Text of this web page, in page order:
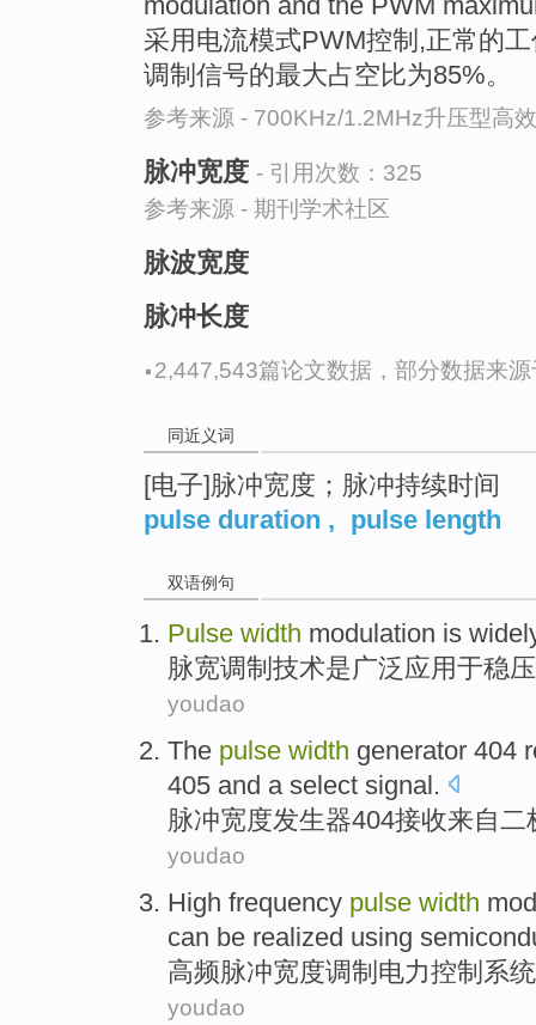
采用电流模式PWM控制,正常的
调制信号的最大占空比为85%。
参考来源 - 700KHz/1.2MHz升压型高
脉冲宽度 - 引用次数：325
参考来源 - 期刊学术社区
脉波宽度
脉冲长度
·2,447,543篇论文数据，部分数据来
同近义词
[电子]脉冲宽度；脉冲持续时间
pulse duration , pulse length
双语例句
Pulse width modulation is
脉宽调制技术是广泛应用于稳
youdao
The pulse width generator 404
405 and a select signal.
脉冲宽度发生器404接收来自二
youdao
High frequency pulse width
can be realized using
高频脉冲宽度调制 电力控制 系统
youdao